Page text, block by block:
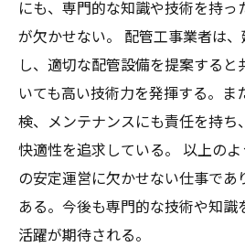
にも、専門的な知識や技術を持っ
が欠かせない。 配管工事業者は
し、適切な配管設備を提案する
いても高い技術力を発揮する。ま
検、メンテナンスにも責任を持ち
快適性を追求している。 以上の
の安定運営に欠かせない仕事であ
ある。今後も専門的な技術や知識
活躍が期待される。